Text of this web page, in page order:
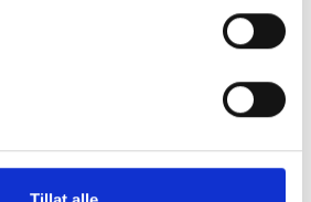
Hållbarhet och samhällsansvar